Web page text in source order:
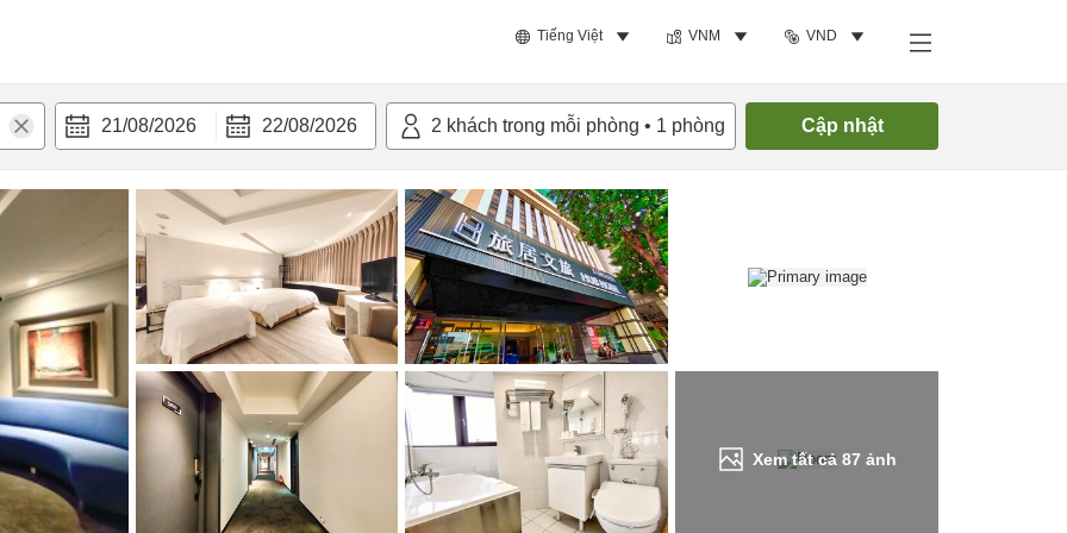
Tiếng Việt VNM VND
21/08/2026 22/08/2026 2 khách trong mỗi phòng • 1 phòng Cập nhật
Xem tất cả87 ảnh
nghi Tìm phòng trống